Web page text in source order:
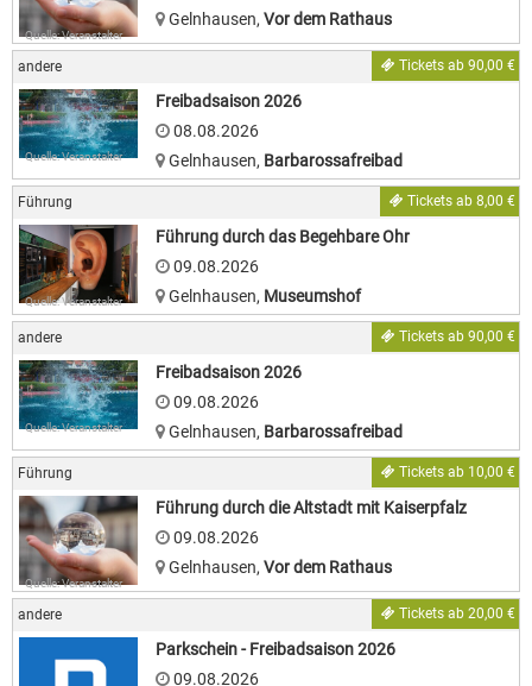
Quelle: Veranstalter
Gelnhausen, Vor dem Rathaus
andere Tickets ab 90,00 €
Quelle: Veranstalter
Freibadsaison 2026
08.08.2026
Gelnhausen, Barbarossafreibad
Führung Tickets ab 8,00 €
Quelle: Veranstalter
Führung durch das Begehbare Ohr
09.08.2026
Gelnhausen, Museumshof
andere Tickets ab 90,00 €
Quelle: Veranstalter
Freibadsaison 2026
09.08.2026
Gelnhausen, Barbarossafreibad
Führung Tickets ab 10,00 €
Quelle: Veranstalter
Führung durch die Altstadt mit Kaiserpfalz
09.08.2026
Gelnhausen, Vor dem Rathaus
andere Tickets ab 20,00 €
Parkschein - Freibadsaison 2026
09.08.2026